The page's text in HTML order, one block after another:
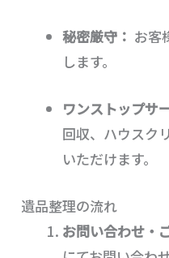
秘密厳守： お客
します。
ワンストップサ
回収、ハウスク
いただけます。
遺品整理の流れ
お問い合わせ・